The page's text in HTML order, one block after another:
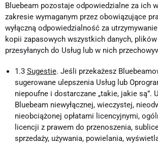
Bluebeam pozostaje odpowiedzialne za ich
zakresie wymaganym przez obowiązujące
wyłączną odpowiedzialność za
kopii zapasowych wszystkich danych,
przesyłanych do Usług lub w nich
1.3 Sugestie. Jeśli przekażesz
sugerowane ulepszenia Usług lub
niepoufne i dostarczane „takie, jakie są”.
Bluebeam niewyłącznej, wieczystej,
nieobciążonej opłatami licencyjnymi,
licencji z prawem do przenoszenia,
sprzedaży, używania, powielania,